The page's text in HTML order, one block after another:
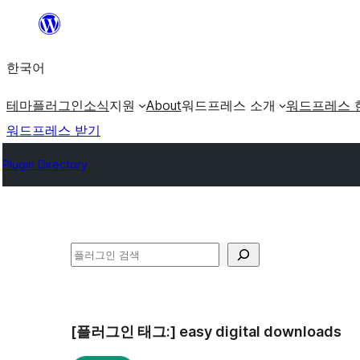
츠
로
로
가
한국어
테마플러그인소식지원 About워드프레스 소개 워드프레스
워드프레스 받기
Plugin Directory
검
[플러그인 태그:] easy digital downloads